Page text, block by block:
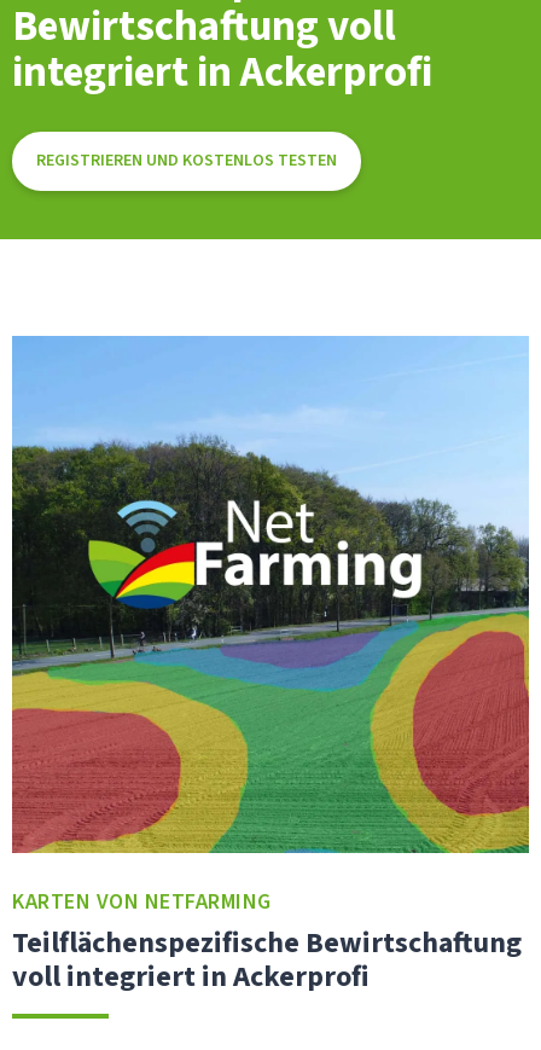
Bewirtschaftung voll
integriert in Ackerprofi
REGISTRIEREN UND KOSTENLOS TESTEN
KARTEN VON NETFARMING
Teilflächenspezifische Bewirtschaftung
voll integriert in Ackerprofi